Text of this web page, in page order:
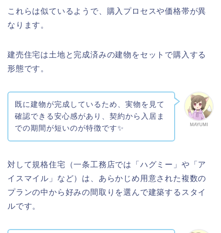
これらは似ているようで、購入プロセスや価格帯が異
なります。
建売住宅は土地と完成済みの建物をセットで購入する
形態です。
MAYUMI
既に建物が完成しているため、実物を見て
確認できる安心感があり、契約から入居ま
での期間が短いのが特徴です✨
対して規格住宅（一条工務店では「ハグミー」や「ア
イスマイル」など）は、あらかじめ用意された複数の
プランの中から好みの間取りを選んで建築するスタイ
ルです。